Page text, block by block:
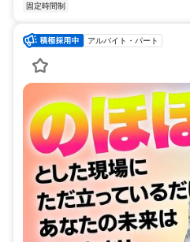
固定時間制
アルバイト・パート